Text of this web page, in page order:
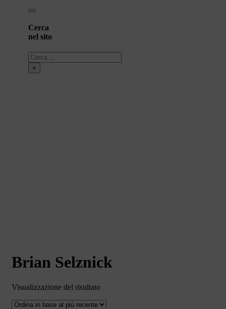
Cerca
nel sito
Cerca
×
Brian Selznick
Visualizzazione del risultato